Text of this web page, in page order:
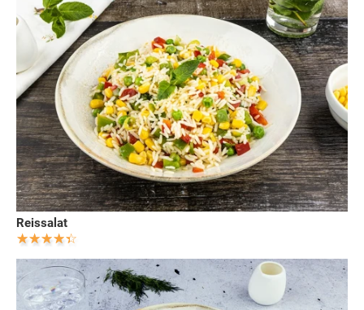
Reissalat